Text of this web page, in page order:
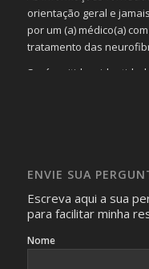
orientação geral e
por um (a) médico(a)
tratamento das
Será omitida a
identificação da pessoa
ENVIE SUA
Escreva aqui a sua
para facilitar minha
Nome